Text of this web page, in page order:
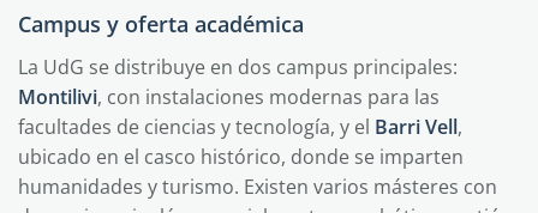
Campus y oferta académica
La UdG se distribuye en dos campus principales:
Montilivi, con instalaciones modernas para las
facultades de ciencias y tecnología, y el Barri Vell,
ubicado en el casco histórico, donde se imparten
humanidades y turismo. Existen varios másteres con